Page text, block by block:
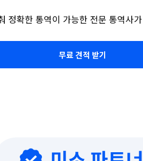
정확한 통역이 가능한 전문 통역사
무료 견적 받기